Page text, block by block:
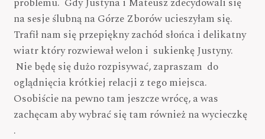
na sesje ślubną na Górze Zborów ucieszyłam się.
Trafił nam się przepiękny zachód słońca i delikatny
wiatr który rozwiewał welon i sukienkę Justyny.
Nie będę się dużo rozpisywać, zapraszam do
oglądnięcia krótkiej relacji z tego miejsca.
Osobiście na pewno tam jeszcze wrócę, a was
zachęcam aby wybrać się tam również na wycieczkę
.